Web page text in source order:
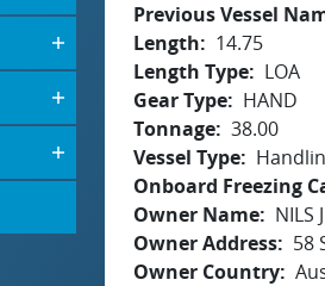
Previous Vessel
Length
14.75
Length Type
LOA
Gear Type
HAND
Tonnage 38.00
Vessel Type
Onboard Freezing
Owner Name
NILS
Owner Address
58
Owner Country